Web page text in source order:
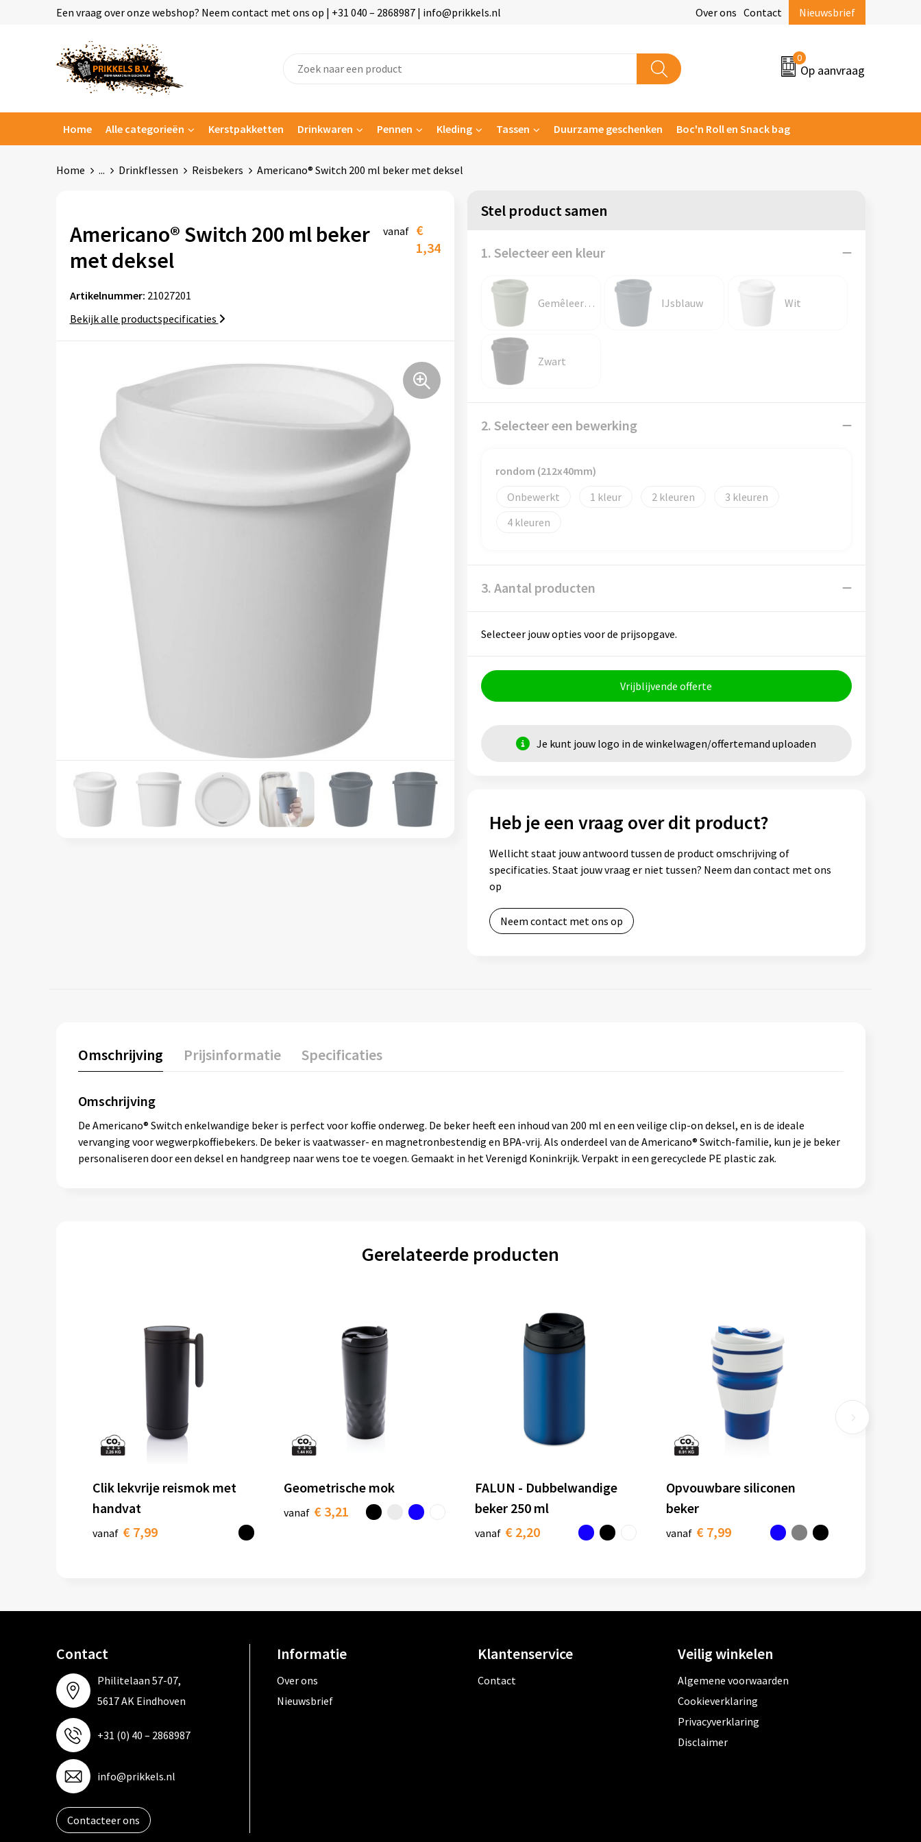
Een vraag over onze webshop? Neem contact met ons op | +31 040 – 2868987 | info@prikkels.nl Over ons Contact Nieuwsbrief
0
Op aanvraag
Home Alle categorieën Kerstpakketten Drinkwaren Pennen Kleding Tassen Duurzame geschenken Boc'n Roll en Snack bag
Home ... Drinkflessen Reisbekers Americano® Switch 200 ml beker met deksel
Americano® Switch 200 ml beker
met deksel
vanaf €
1,34
Artikelnummer: 21027201
Bekijk alle productspecificaties
Stel product samen
1. Selecteer een kleur
Gemêleerd groen IJsblauw Wit
Zwart
2. Selecteer een bewerking
rondom (212x40mm)
Onbewerkt
1 2
3
4
3. Aantal producten
Selecteer jouw opties voor de prijsopgave.
Vrijblijvende offerte
Je kunt jouw logo in de winkelwagen/offertemand uploaden
Heb je een vraag over dit product?
Wellicht staat jouw antwoord tussen de product omschrijving of
specificaties. Staat jouw vraag er niet tussen? Neem dan contact met ons
op
Neem contact met ons op
Omschrijving Prijsinformatie Specificaties
Omschrijving
De Americano® Switch enkelwandige beker is perfect voor koffie onderweg. De beker heeft een inhoud van 200 ml en een veilige clip-on deksel, en is de ideale
vervanging voor wegwerpkoffiebekers. De beker is vaatwasser- en magnetronbestendig en BPA-vrij. Als onderdeel van de Americano® Switch-familie, kun je je beker
personaliseren door een deksel en handgreep naar wens toe te voegen. Gemaakt in het Verenigd Koninkrijk. Verpakt in een gerecyclede PE plastic zak.
Gerelateerde producten
Clik lekvrije reismok met
handvat
vanaf € 7,99
Geometrische mok
vanaf € 3,21
FALUN - Dubbelwandige
beker 250 ml
vanaf € 2,20
Opvouwbare siliconen
beker
vanaf € 7,99
Contact
Philitelaan 57-07,
5617 AK Eindhoven
+31 (0) 40 – 2868987
info@prikkels.nl
Contacteer ons
Informatie
Over ons
Nieuwsbrief
Klantenservice
Contact
Veilig winkelen
Algemene voorwaarden
Cookieverklaring
Privacyverklaring
Disclaimer